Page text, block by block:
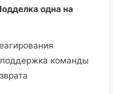
одна на
команды